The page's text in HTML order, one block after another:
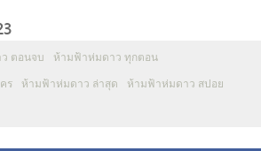
ตอนจบ ห้ามฟ้าห่มดาว ทุกตอน
ร ห้ามฟ้าห่มดาว ล่าสุด ห้ามฟ้าห่มดาว สปอย